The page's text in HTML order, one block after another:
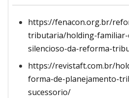
https://fenacon.org.br/
tributaria/holding-
silencioso-da-reforma-
https://revistaft.com.br/
forma-de-planejamento-
sucessorio/